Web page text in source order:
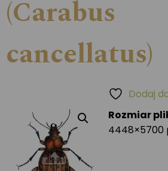
(Carabus
cancellatus)
Rozmiar
4448×5700
Dodaj